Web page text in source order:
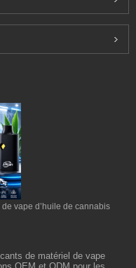
vape d’huile de cannabis
de matériel de vape